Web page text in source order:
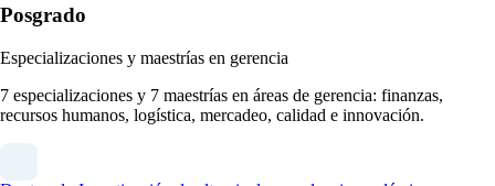
Posgrado
Especializaciones y maestrías en gerencia
7 especializaciones y 7 maestrías en áreas de gerencia: finanzas,
recursos humanos, logística, mercadeo, calidad e innovación.